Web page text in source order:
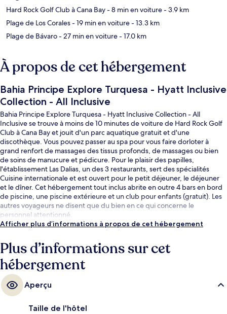
Hard Rock Golf Club à Cana Bay- 8 min en voiture- 3.9 km
Plage de Los Corales- 19 min en voiture- 13.3 km
Plage de Bávaro- 27 min en voiture- 17.0 km
À propos de cet hébergement
Bahia Principe Explore Turquesa - Hyatt Inclusive
Collection - All Inclusive
Bahia Principe Explore Turquesa - Hyatt Inclusive Collection - All
Inclusive se trouve à moins de 10 minutes de voiture de Hard Rock Golf
Club à Cana Bay et jouit d'un parc aquatique gratuit et d'une
discothèque. Vous pouvez passer au spa pour vous faire dorloter à
grand renfort de massages des tissus profonds, de massages ou bien
de soins de manucure et pédicure. Pour le plaisir des papilles,
l'établissement Las Dalias, un des 3 restaurants, sert des spécialités
Cuisine internationale et est ouvert pour le petit déjeuner, le déjeuner
et le dîner. Cet hébergement tout inclus abrite en outre 4 bars en bord
de piscine, une piscine extérieure et un club pour enfants (gratuit). Les
autres voyageurs ne disent que du bien en ce qui concerne le
personnel attentionné.
Afficher plus d’informations à propos de cet hébergement
Plus d’informations sur cet
hébergement
Aperçu
Taille de l'hôtel